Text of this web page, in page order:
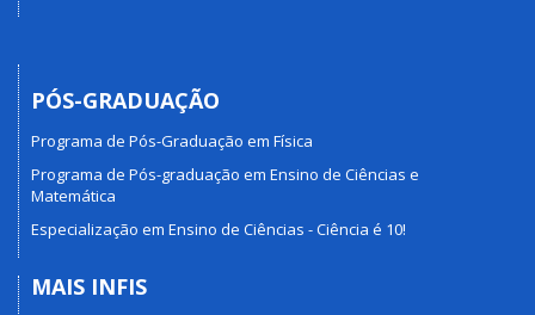
PÓS-GRADUAÇÃO
Programa de Pós-Graduação em Física
Programa de Pós-graduação em Ensino de Ciências e
Matemática
Especialização em Ensino de Ciências - Ciência é 10!
MAIS INFIS